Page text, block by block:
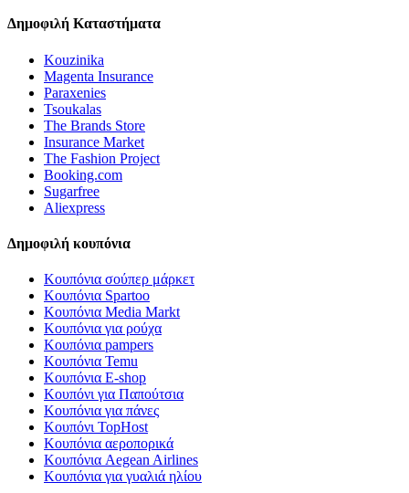
Δημοφιλή Καταστήματα
Kouzinika
Magenta Insurance
Paraxenies
Tsoukalas
The Brands Store
Insurance Market
The Fashion Project
Booking.com
Sugarfree
Aliexpress
Δημοφιλή κουπόνια
Κουπόνια σούπερ μάρκετ
Κουπόνια Spartoo
Κουπόνια Media Markt
Κουπόνια για ρούχα
Κουπόνια pampers
Κουπόνια Temu
Κουπόνια E-shop
Κουπόνι για Παπούτσια
Κουπόνια για πάνες
Κουπόνι TopHost
Κουπόνια αεροπορικά
Κουπόνια Aegean Airlines
Κουπόνια για γυαλιά ηλίου